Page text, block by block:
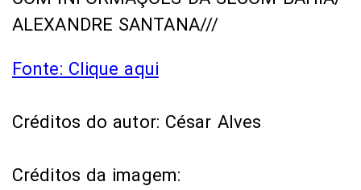
ALEXANDRE SANTANA///
Fonte: Clique aqui
Créditos do autor: César Alves
Créditos da imagem: